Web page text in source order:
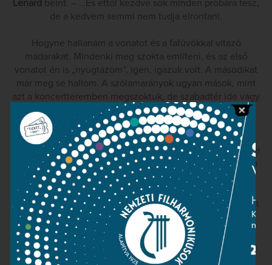
Lenard
beint. – …És ettől kezdve sok minden próbára tesz,
de a kedvem semmi nem tudja elrontani.
Hogyne hallanám a vonatot és a fafúvókkal vitázó
madarakat. Mindenki meg szokta említeni, és az első
vonatot én is „nyugtázom”, igen, igazuk volt. A másodikat
már meg se hallom. A szólamarányok ugyan mások, mint
azt a koncertteremben megszoktuk, de szabadtér ide vagy
oda, a pizzicatókat is jól hallom, tudok Beethovenre
koncentrálni.
Azaz, ha egyáltalán akadályoz valami, akkor az a karmester
maga. Lassú, körülményes, tétova, koncepciótlan, életlen
és élettelen. Az Ötödik szimfónia attaca negyedik
tételében a zenekar kis híján átveszi a kezdeményezést,
Ondrej Lenard szemlátomást kapaszkodik. Sajnos, ez nem
olyan jellegű zene, hogy csak úgy elmenjen karmester
nélkül. A zenekar kénytelen-kelletlen alkalmazkodik, és
engedelmesen visszaáll a sorba…